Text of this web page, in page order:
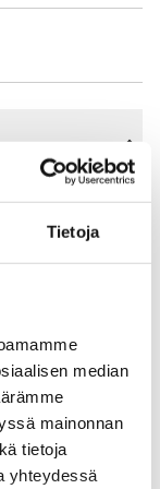
Tietoja
median
mainonnan
tietoja
yhteydessä